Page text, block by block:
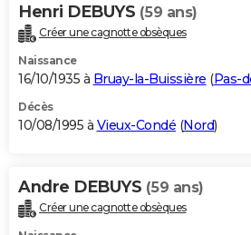
Henri DEBUYS (59 ans)
Créer une cagnotte obsèques
Naissance
16/10/1935 à Bruay-la-Buissière (Pas-
Décès
10/08/1995 à Vieux-Condé (Nord)
Andre DEBUYS (59 ans)
Créer une cagnotte obsèques